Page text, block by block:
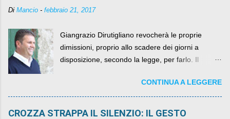
Di Mancio - febbraio 21, 2017
Giangrazio Dirutigliano revocherà le proprie
dimissioni, proprio allo scadere dei giorni a
disposizione, secondo la legge, per farlo. Il
quelli che si auspicavano il contrario.CONTINUA A LEGGERE
CROZZA STRAPPA IL SILENZIO: IL GESTO